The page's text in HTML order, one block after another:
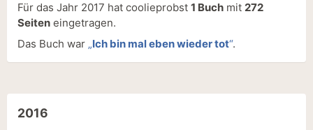
Für das Jahr 2017 hat coolieprobst 1 Buch mit 272
Seiten eingetragen.
Das Buch war „Ich bin mal eben wieder tot“.
2016